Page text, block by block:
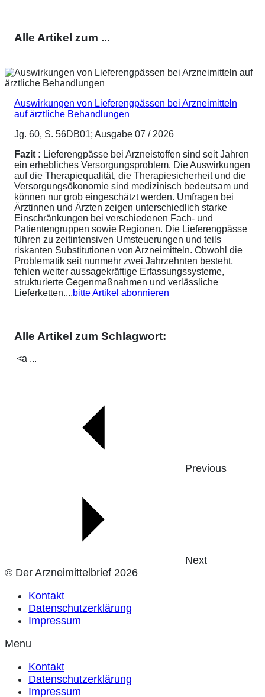
Alle Artikel zum ...
Auswirkungen von Lieferengpässen bei Arzneimitteln
auf ärztliche Behandlungen
Jg. 60, S. 56DB01; Ausgabe 07 / 2026
Fazit : Lieferengpässe bei Arzneistoffen sind seit Jahren
ein erhebliches Versorgungsproblem. Die Auswirkungen
auf die Therapiequalität, die Therapiesicherheit und die
Versorgungsökonomie sind medizinisch bedeutsam und
können nur grob eingeschätzt werden. Umfragen bei
Ärztinnen und Ärzten zeigen unterschiedlich starke
Einschränkungen bei verschiedenen Fach- und
Patientengruppen sowie Regionen. Die Lieferengpässe
führen zu zeitintensiven Umsteuerungen und teils
riskanten Substitutionen von Arzneimitteln. Obwohl die
Problematik seit nunmehr zwei Jahrzehnten besteht,
fehlen weiter aussagekräftige Erfassungssysteme,
strukturierte Gegenmaßnahmen und verlässliche
Lieferketten....bitte Artikel abonnieren
Alle Artikel zum Schlagwort:
<a ...
Previous
Next
© Der Arzneimittelbrief 2026
Kontakt
Datenschutzerklärung
Impressum
Menu
Kontakt
Datenschutzerklärung
Impressum